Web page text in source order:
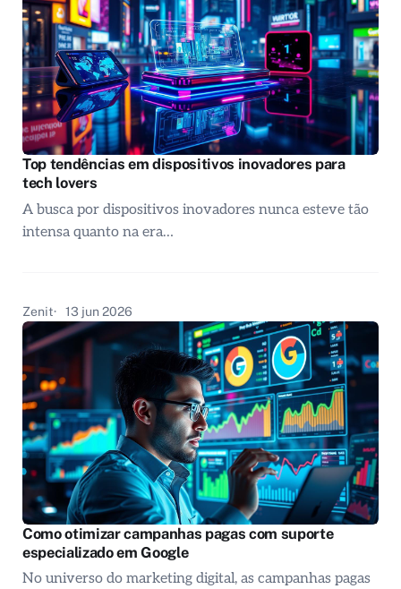
Top tendências em dispositivos inovadores para
tech lovers
A busca por dispositivos inovadores nunca esteve tão
intensa quanto na era…
Zenit 13 jun 2026
Como otimizar campanhas pagas com suporte
especializado em Google
No universo do marketing digital, as campanhas pagas